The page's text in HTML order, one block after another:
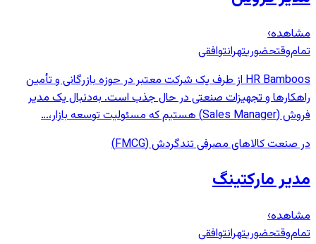
مشاهده›
تمام‌وقتحضوریتهرانتوافقی
HR Bamboos از طرف یک شرکت معتبر در حوزه بازرگانی و تأمین
راهکارها و تجهیزات صنعتی در حال جذب است. به‌دنبال یک مدیر
فروش (Sales Manager) هستیم که مسئولیت توسعه بازار،…
در صنعت کالاهای مصرفی تندگردش (FMCG)
مدیر مارکتینگ
مشاهده›
تمام‌وقتحضوریتهرانتوافقی